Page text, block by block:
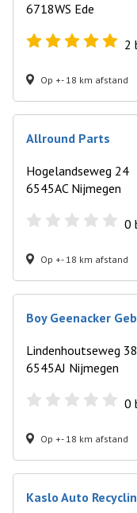
6718WS Ede
2
Op +- 18 km afstand
Allround Parts
Hogelandseweg 24
6545AC Nijmegen
0
Op +- 18 km afstand
Boy Geenacker
Lindenhoutseweg 38
6545AJ Nijmegen
0
Op +- 18 km afstand
Kaslo Auto